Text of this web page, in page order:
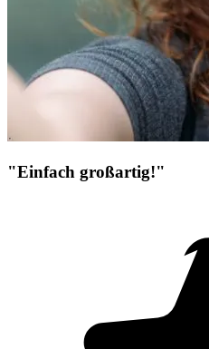
"Einfach großartig!"